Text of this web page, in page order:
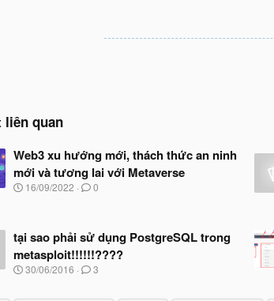
liên quan
Web3 xu hướng mới, thách thức an ninh
mới và tương lai với Metaverse
N
b
t
đ
16/09/2022 0
tại sao phải sử dụng PostgreSQL trong
metasploit!!!!!!????
N
30/06/2016 3